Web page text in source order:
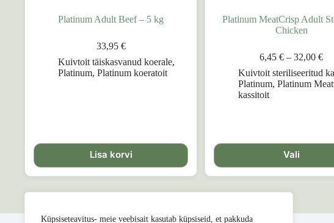
Küpsiseteavitus- meie veebisait kasutab küpsiseid, et pakkuda
Platinum Adult Beef – 5 kg
33,95 €
Kuivtoit täiskasvanud koerale,
Platinum, Platinum koeratoit
Lisa korvi
Platinum MeatCrisp Adult
Chicken
6,45€ – 32,00€
Kuivtoit steriliseeritud
Platinum,Platinum
kassitoit
Vali
Sellel
on
mitu
teha